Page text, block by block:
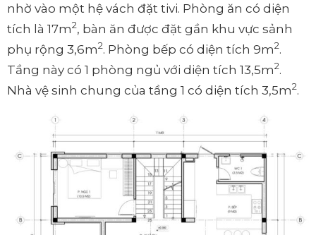
nhờ vào một hệ vách đặt tivi. Phòng ăn có diện
tích là 17m2, bàn ăn được đặt gần khu vực sảnh
phụ rộng 3,6m2. Phòng bếp có diện tích 9m2.
Tầng này có 1 phòng ngủ với diện tích 13,5m2.
Nhà vệ sinh chung của tầng 1 có diện tích 3,5m2.